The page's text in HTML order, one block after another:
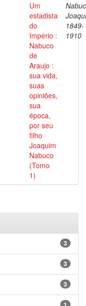
Um
estadista
do
Império :
Nabuco
de
Araujo :
sua vida,
suas
opiniões,
sua
época,
por seu
filho
Joaquim
Nabuco
(Tomo
1)
1849-
1910
3
3
3